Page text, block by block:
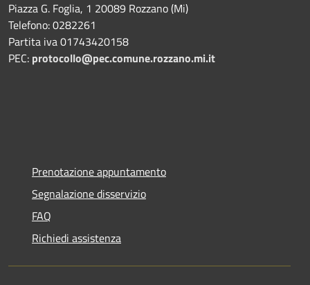
Piazza G. Foglia, 1 20089 Rozzano (Mi)
Telefono: 0282261
Partita iva 01743420158
PEC: protocollo@pec.comune.rozzano.mi.it
Prenotazione appuntamento
Segnalazione disservizio
FAQ
Richiedi assistenza